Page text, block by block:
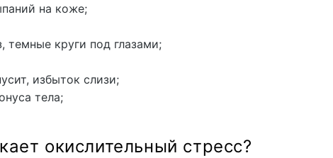
на коже;
темные круги под глазами;
избыток слизи;
тела;
окислительный стресс?